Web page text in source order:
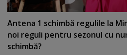
Antena 1 schimbă regulile la
noi reguli pentru sezonul cu
schimbă?